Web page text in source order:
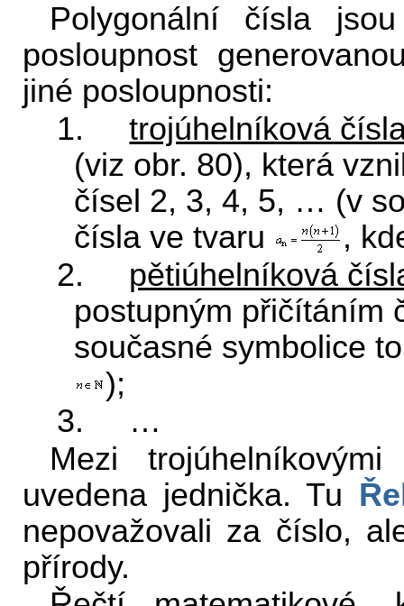
Polygonální čísla
posloupnost
jiné posloupnosti:
1.trojúhelníková
(viz obr. 80), která
čísel 2, 3, 4, 5, … (v
čísla ve tvaru
,
2. pětiúhelníková
postupným
současné symbolice
);
3. …
Mezi
uvedena jednička. Tu
nepovažovali za číslo,
přírody.